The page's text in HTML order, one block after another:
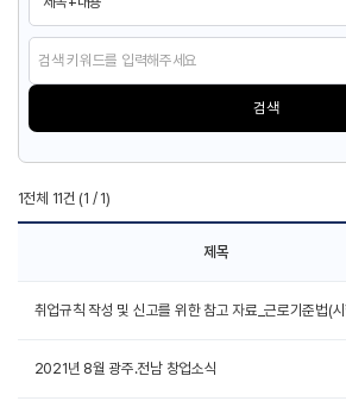
검색
1전체 11건 (1 / 1)
제목
취업규칙 작성 및 신고를 위한 참고 자료_근로기준법(
2021년 8월 광주.전남 창업소식